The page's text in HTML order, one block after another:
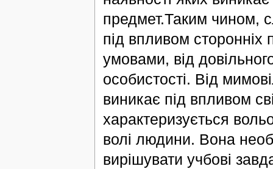
предмет.Таким чином,
під впливом сторонніх
умовами, від
особистості. Від
виникає під впливом
характеризується
волі людини. Вона
вирішувати учбові